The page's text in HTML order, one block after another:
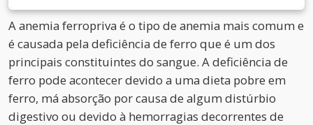
A anemia ferropriva é o tipo de anemia mais comum e
é causada pela deficiência de ferro que é um dos
principais constituintes do sangue. A deficiência de
ferro pode acontecer devido a uma dieta pobre em
ferro, má absorção por causa de algum distúrbio
digestivo ou devido à hemorragias decorrentes de